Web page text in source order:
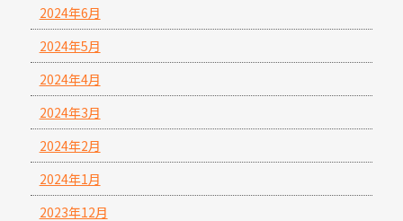
2024年6月
2024年5月
2024年4月
2024年3月
2024年2月
2024年1月
2023年12月